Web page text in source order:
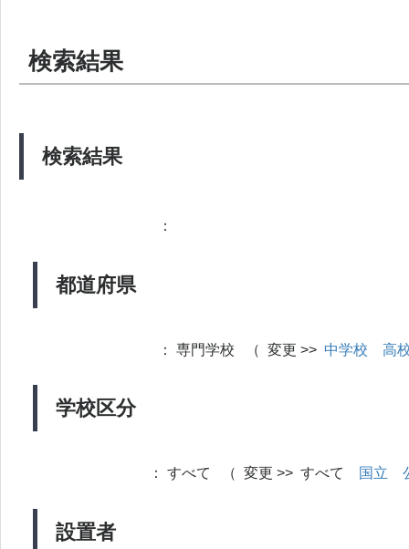
検索結果
検索結果
都道府県
：
学校区分
： 専門学校 （ 変更 >> 中学校 高
設置者
： すべて （ 変更 >> すべて 国立